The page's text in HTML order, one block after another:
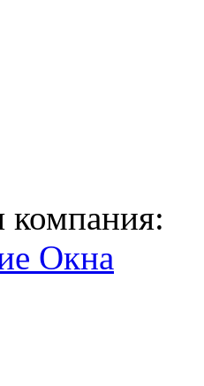
Окна